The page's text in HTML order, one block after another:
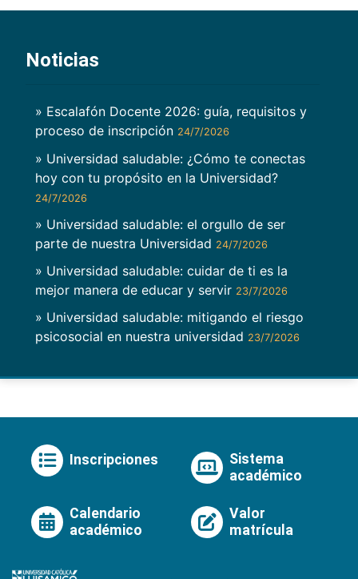
Noticias
» Escalafón Docente 2026: guía, requisitos y
proceso de inscripción 24/7/2026
» Universidad saludable: ¿Cómo te conectas
hoy con tu propósito en la Universidad?
24/7/2026
» Universidad saludable: el orgullo de ser
parte de nuestra Universidad 24/7/2026
» Universidad saludable: cuidar de ti es la
mejor manera de educar y servir 23/7/2026
» Universidad saludable: mitigando el riesgo
psicosocial en nuestra universidad 23/7/2026
Inscripciones
Sistema
académico
Calendario
académico
Valor
matrícula